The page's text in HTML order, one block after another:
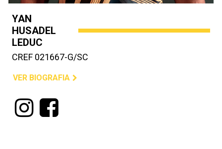
YAN
HUSADEL
LEDUC
CREF 021667-G/SC
VER BIOGRAFIA